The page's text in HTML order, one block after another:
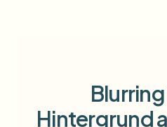
Hintergrund